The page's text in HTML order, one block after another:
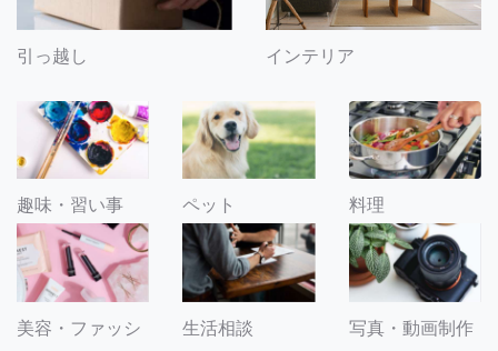
引っ越し インテリア
趣味・習い事 ペット 料理
美容・ファッシ
生活相談 写真・動画制作